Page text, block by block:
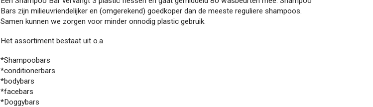
Bars zijn milieuvriendelijker en (omgerekend) goedkoper dan de meeste reguliere shampoos.
Samen kunnen we zorgen voor minder onnodig plastic gebruik.
Het assortiment bestaat uit o.a
*Shampoobars
*conditionerbars
*bodybars
*facebars
*Doggybars